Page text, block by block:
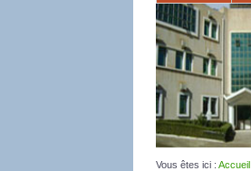
Vous êtes ici : Accueil